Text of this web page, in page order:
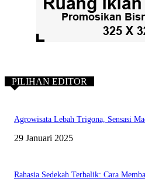
PILIHAN EDITOR
Agrowisata Lebah Trigona, Sensasi
29 Januari 2025
Rahasia Sedekah Terbalik: Cara